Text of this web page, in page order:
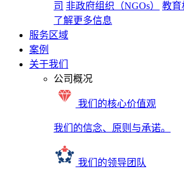
司 非政府组织（NGOs）
教育
了解更多信息
服务区域
案例
关于我们
公司概况
我们的核心价值观
我们的信念、原则与承诺。
我们的领导团队